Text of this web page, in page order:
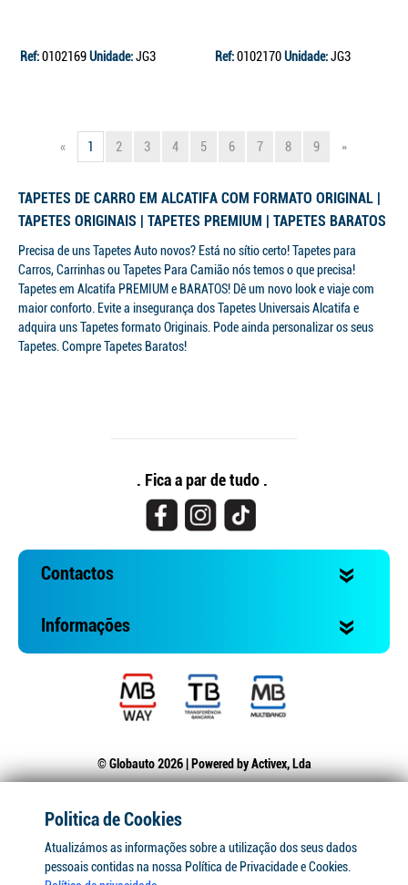
Ref:0102169Unidade:JG3 Ref:0102170Unidade:JG3
« 1 2 3 4 5 6 7 8 9 »
TAPETES DE CARRO EM ALCATIFA COM FORMATO ORIGINAL |
TAPETES ORIGINAIS | TAPETES PREMIUM | TAPETES BARATOS
Precisa de uns Tapetes Auto novos? Está no sítio certo! Tapetes para
Carros, Carrinhas ou Tapetes Para Camião nós temos o que precisa!
Tapetes em Alcatifa PREMIUM e BARATOS! Dê um novo look e viaje com
maior conforto. Evite a insegurança dos Tapetes Universais Alcatifa e
adquira uns Tapetes formato Originais. Pode ainda personalizar os seus
Tapetes. Compre Tapetes Baratos!
. Fica a par de tudo .
Contactos
Informações
© Globauto 2026 | Powered byActivex, Lda
Politica de Cookies
Atualizámos as informações sobre a utilização dos seus dados
pessoais contidas na nossa Política de Privacidade e Cookies.